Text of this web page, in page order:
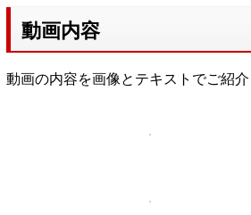
動画内容
動画の内容を画像とテキストでご紹介